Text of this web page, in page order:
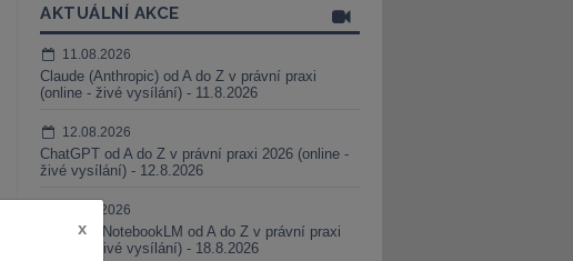
AKTUÁLNÍ AKCE
11.08.2026
Claude (Anthropic) od A do Z v právní praxi
(online - živé vysílání) - 11.8.2026
12.08.2026
ChatGPT od A do Z v právní praxi 2026 (online -
živé vysílání) - 12.8.2026
18.08.2026
Gemini a NotebookLM od A do Z v právní praxi
(online - živé vysílání) - 18.8.2026
x